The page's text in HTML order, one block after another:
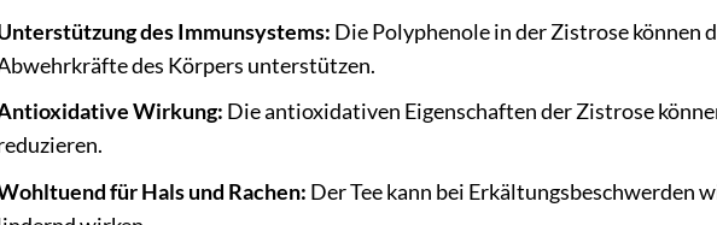
des Immunsystems: Die Polyphenole in der Zistrose können
des Körpers unterstützen.
Wirkung: Die antioxidativen Eigenschaften der Zistrose
für Hals und Rachen: Der Tee kann bei Erkältungsbeschwerden